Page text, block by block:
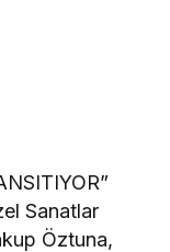
Sanatlar
Öztuna,